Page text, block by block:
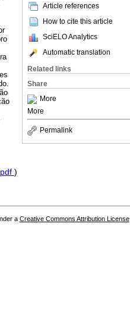
Article references
How to cite this article
SciELO Analytics
Automatic translation
Related links
Share
More
More
Permalink
pdf )
a Creative Commons Attribution License